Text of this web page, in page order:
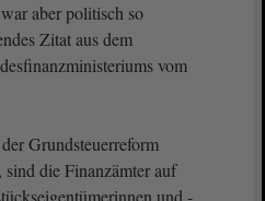
aber politisch so
Zitat aus dem
vom
Grundsteuerreform
die Finanzämter auf
und -